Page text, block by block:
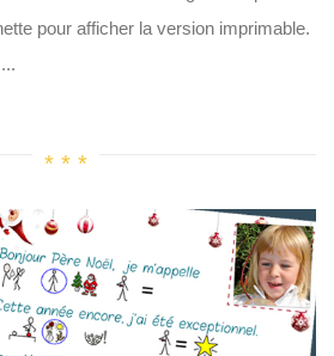
pour afficher la version imprimable.